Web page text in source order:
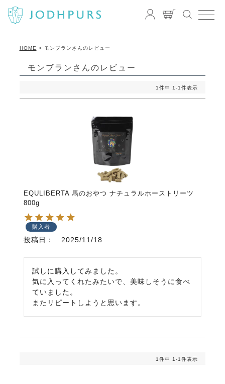
HOME モンブランさんのレビュー
モンブランさんのレビュー
1件中 1-1件表示
EQULIBERTA 馬のおやつ ナチュラルホーストリーツ
800g
購入者
投稿日 2025/11/18
試しに購入してみました。
気に入ってくれたみたいで、美味しそうに食べ
ていました。
またリピートしようと思います。
1件中 1-1件表示